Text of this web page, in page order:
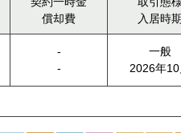
償却費
入居時
-
-
一般
2026年